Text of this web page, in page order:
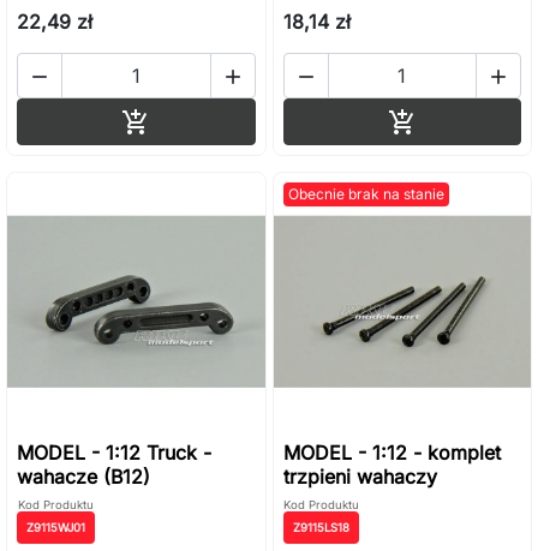
22,49 zł
 

18,14 zł
 

MODEL - 1:12 Truck -
wahacze (B12)
Kod Produktu
Z9115WJ01
Obecnie brak na stanie
MODEL - 1:12 - komplet
trzpieni wahaczy
Kod Produktu
Z9115LS18